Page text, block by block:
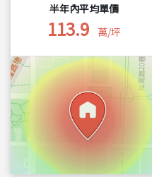
半年內平均單價
113.9 萬/坪